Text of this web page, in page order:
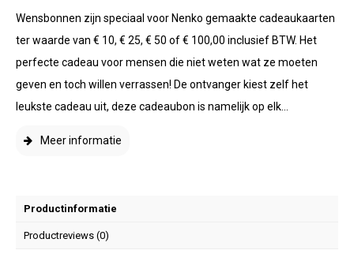
Wensbonnen zijn speciaal voor Nenko gemaakte cadeaukaarten
ter waarde van € 10, € 25, € 50 of € 100,00 inclusief BTW. Het
perfecte cadeau voor mensen die niet weten wat ze moeten
geven en toch willen verrassen! De ontvanger kiest zelf het
leukste cadeau uit, deze cadeaubon is namelijk op elk...
Meer informatie
Productinformatie
Productreviews (0)